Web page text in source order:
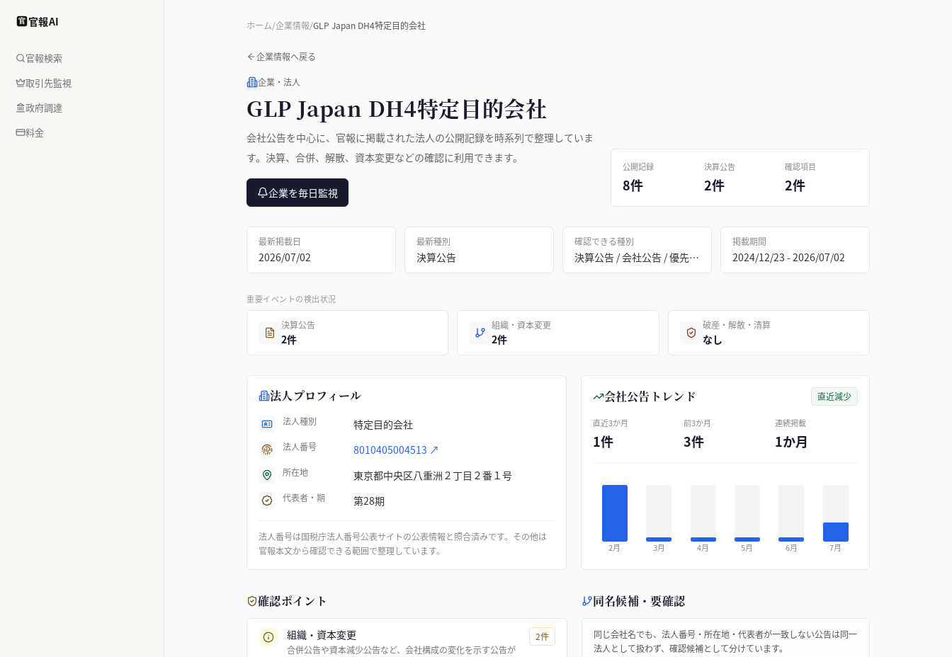
官 官報AI
官報検索
取引先監視
政府調達
料金
ホーム/企業情報/GLP Japan DH4特定目的会社
企業情報へ戻る
企業・法人
GLP Japan DH4特定目的会社
会社公告を中心に、官報に掲載された法人の公開記録を時系列で整理していま
す。決算、合併、解散、資本変更などの確認に利用できます。
企業を毎日監視
公開記録
8件
決算公告
2件
確認項目
2件
最新掲載日
2026/07/02
最新種別
決算公告
確認できる種別
決算公告 / 会社公告 / 優先資本金の額の減少
掲載期間
2024/12/23 - 2026/07/02
重要イベントの検出状況
決算公告
2件
組織・資本変更
2件
破産・解散・清算
なし
法人プロフィール
法人種別 特定目的会社
法人番号 8010405004513 ↗
所在地 東京都中央区八重洲２丁目２番１号
代表者・期 第28期
法人番号は国税庁法人番号公表サイトの公表情報と照合済みです。その他は
官報本文から確認できる範囲で整理しています。
会社公告トレンド 直近減少
直近3か月
1件
前3か月
3件
連続掲載
1か月
2月 3月 4月 5月 6月 7月
確認ポイント
組織・資本変更
合併公告や資本減少公告など、会社構成の変化を示す公告が
2件
同名候補・要確認
同じ会社名でも、法人番号・所在地・代表者が一致しない公告は同一
法人として扱わず、確認候補として分けています。